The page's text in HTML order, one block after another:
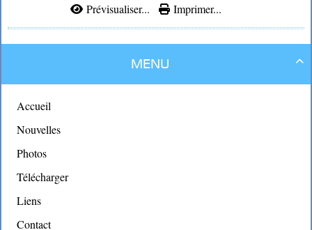

Menu
Accueil
Nouvelles
Photos
Télécharger
Liens
Contact
Prévisualiser... Imprimer...